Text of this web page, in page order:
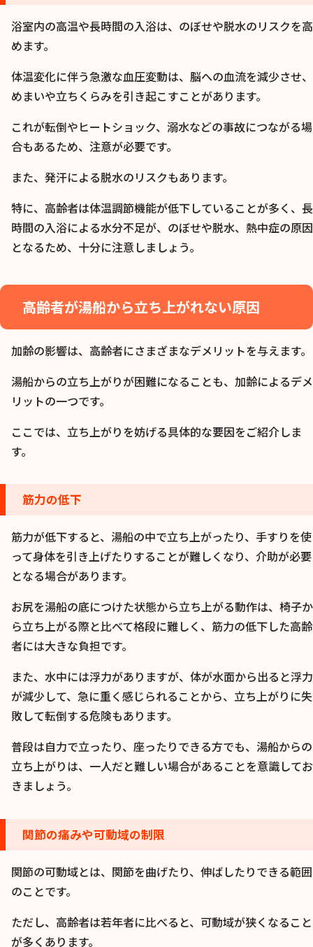
浴室内の高温や長時間の入浴は、のぼせや脱水のリスクを高
めます。
体温変化に伴う急激な血圧変動は、脳への血流を減少させ、
めまいや立ちくらみを引き起こすことがあります。
これが転倒やヒートショック、溺水などの事故につながる場
合もあるため、注意が必要です。
また、発汗による脱水のリスクもあります。
特に、高齢者は体温調節機能が低下していることが多く、長
時間の入浴による水分不足が、のぼせや脱水、熱中症の原因
となるため、十分に注意しましょう。
高齢者が湯船から立ち上がれない原因
加齢の影響は、高齢者にさまざまなデメリットを与えます。
湯船からの立ち上がりが困難になることも、加齢によるデメ
リットの一つです。
ここでは、立ち上がりを妨げる具体的な要因をご紹介しま
す。
筋力の低下
筋力が低下すると、湯船の中で立ち上がったり、手すりを使
って身体を引き上げたりすることが難しくなり、介助が必要
となる場合があります。
お尻を湯船の底につけた状態から立ち上がる動作は、椅子か
ら立ち上がる際と比べて格段に難しく、筋力の低下した高齢
者には大きな負担です。
また、水中には浮力がありますが、体が水面から出ると浮力
が減少して、急に重く感じられることから、立ち上がりに失
敗して転倒する危険もあります。
普段は自力で立ったり、座ったりできる方でも、湯船からの
立ち上がりは、一人だと難しい場合があることを意識してお
きましょう。
関節の痛みや可動域の制限
関節の可動域とは、関節を曲げたり、伸ばしたりできる範囲
のことです。
ただし、高齢者は若年者に比べると、可動域が狭くなること
が多くあります。